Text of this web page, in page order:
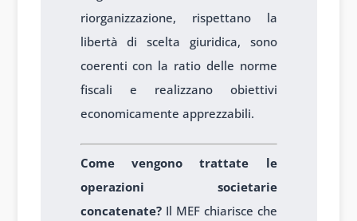
riorganizzazione, rispettano la
libertà di scelta giuridica, sono
coerenti con la ratio delle norme
fiscali e realizzano obiettivi
economicamente apprezzabili.
Come vengono trattate le
operazioni societarie
concatenate?Il MEF chiarisce che